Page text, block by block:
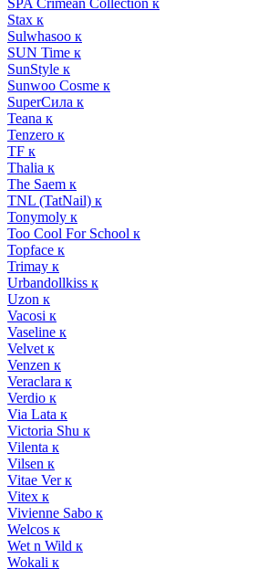
SPA Crimean Collection к
Stax к
Sulwhasoo к
SUN Time к
SunStyle к
Sunwoo Cosme к
SuperСила к
Teana к
Tenzero к
TF к
Thalia к
The Saem к
TNL (TatNail) к
Tonymoly к
Too Cool For School к
Topface к
Trimay к
Urbandollkiss к
Uzon к
Vacosi к
Vaseline к
Velvet к
Venzen к
Veraclara к
Verdio к
Via Lata к
Victoria Shu к
Vilenta к
Vilsen к
Vitae Ver к
Vitex к
Vivienne Sabo к
Welcos к
Wet n Wild к
Wokali к